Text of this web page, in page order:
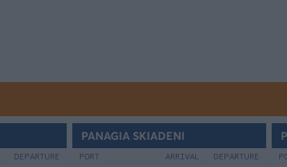
DEPARTURE
PANAGIA SKIADENI
PORT ARRIVAL DEPARTURE